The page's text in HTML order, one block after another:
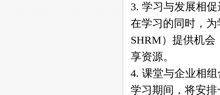
3. 学习与发展相
在学习的同时，
SHRM）提供机
享资源。
4. 课堂与企业相
学习期间，将安